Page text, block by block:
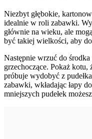
Niezbyt głębokie,
idealnie w roli zabawki.
głównie na wieku, ale
być takiej wielkości, aby do
Następnie wrzuć do
grzechoczące. Pokaż
próbuje wydobyć z
zabawki, wkładając łapy
mniejszych pudełek